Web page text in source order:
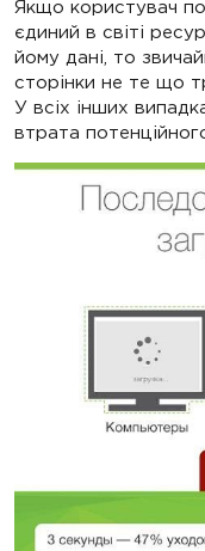
Якщо користувач
єдиний в світі
йому дані, то
сторінки не те що
У всіх інших
втрата